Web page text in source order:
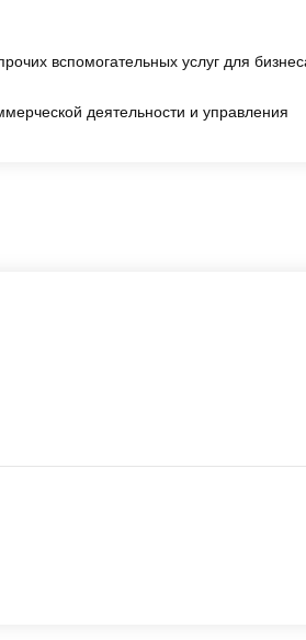
вспомогательных услуг для
деятельности и управления